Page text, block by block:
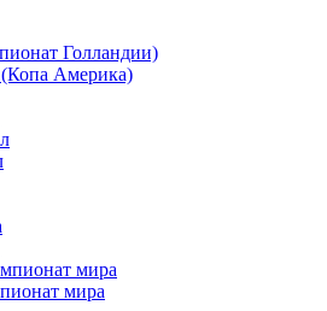
Голландии)
Америка)
мира
мира